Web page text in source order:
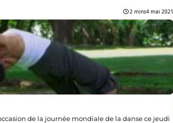
2 mins4 mai 2021
de la journée mondiale de la danse ce jeudi